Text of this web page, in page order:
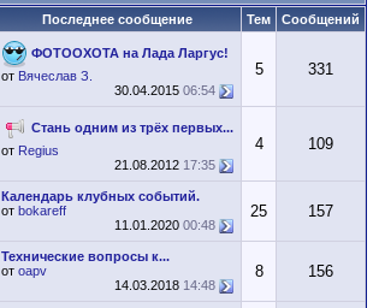
Последнее сообщение Тем Сообщений
ФОТООХОТА на Лада Ларгус!
от Вячеслав З.
30.04.2015 06:54
5 331
Стань одним из трёх первых...
от Regius
21.08.2012 17:35
4 109
Календарь клубных событий.
от bokareff
11.01.2020 00:48
25 157
Технические вопросы к...
от oapv
14.03.2018 14:48
8 156